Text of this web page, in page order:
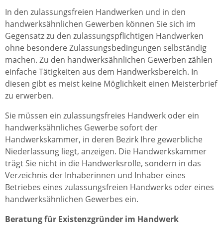
In den zulassungsfreien Handwerken und in den
handwerksähnlichen Gewerben können Sie sich im
Gegensatz zu den zulassungspflichtigen Handwerken
ohne besondere Zulassungsbedingungen selbständig
machen. Zu den handwerksähnlichen Gewerben zählen
einfache Tätigkeiten aus dem Handwerksbereich. In
diesen gibt es meist keine Möglichkeit einen Meisterbrief
zu erwerben.
Sie müssen ein zulassungsfreies Handwerk oder ein
handwerksähnliches Gewerbe sofort der
Handwerkskammer, in deren Bezirk Ihre gewerbliche
Niederlassung liegt, anzeigen. Die Handwerkskammer
trägt Sie nicht in die Handwerksrolle, sondern in das
Verzeichnis der Inhaberinnen und Inhaber eines
Betriebes eines zulassungsfreien Handwerks oder eines
handwerksähnlichen Gewerbes ein.
Beratung für Existenzgründer im Handwerk